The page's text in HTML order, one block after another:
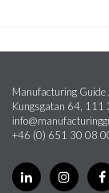
Manufacturing
Kungsgatan 64, 111
+46 (0) 651 30 08